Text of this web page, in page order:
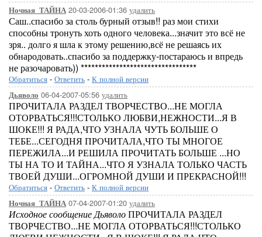
Ночная_ТАЙНА 20-03-2006-01:36 удалить
Саш..спасибо за столь бурный отзыв!! раз мои стихи
способны тронуть хоть одного человека...значит это всё не
зря.. долго я шла к этому решению,всё не решаясь их
обнародовать..спасибо за поддержку-постараюсь и впредь
не разочаровать)) *********************************
Обратиться - Ответить - К полной версии
Дьяволо 06-04-2007-05:56 удалить
ПРОЧИТАЛА РАЗДЕЛ ТВОРЧЕСТВО...НЕ МОГЛА
ОТОРВАТЬСЯ!!!СТОЛЬКО ЛЮБВИ,НЕЖНОСТИ...Я В
ШОКЕ!!! Я РАДА,ЧТО УЗНАЛА ЧУТЬ БОЛЬШЕ О
ТЕБЕ...СЕГОДНЯ ПРОЧИТАЛА,ЧТО ТЫ МНОГОЕ
ПЕРЕЖИЛА...И РЕШИЛА ПРОЧИТАТЬ БОЛЬШЕ ...НО
ТЫ НА ТО И ТАЙНА...ЧТО Я УЗНАЛА ТОЛЬКО ЧАСТЬ
ТВОЕЙ ДУШИ...ОГРОМНОЙ ДУШИ И ПРЕКРАСНОЙ!!!
Обратиться - Ответить - К полной версии
Ночная_ТАЙНА 07-04-2007-01:20 удалить
Исходное сообщение ДьяволоПРОЧИТАЛА РАЗДЕЛ
ТВОРЧЕСТВО...НЕ МОГЛА ОТОРВАТЬСЯ!!!СТОЛЬКО